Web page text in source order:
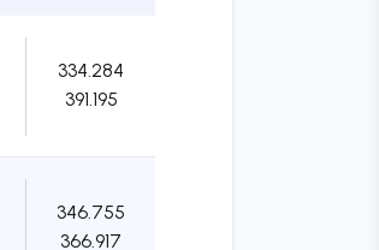
334.284
391.195
346.755
366.917